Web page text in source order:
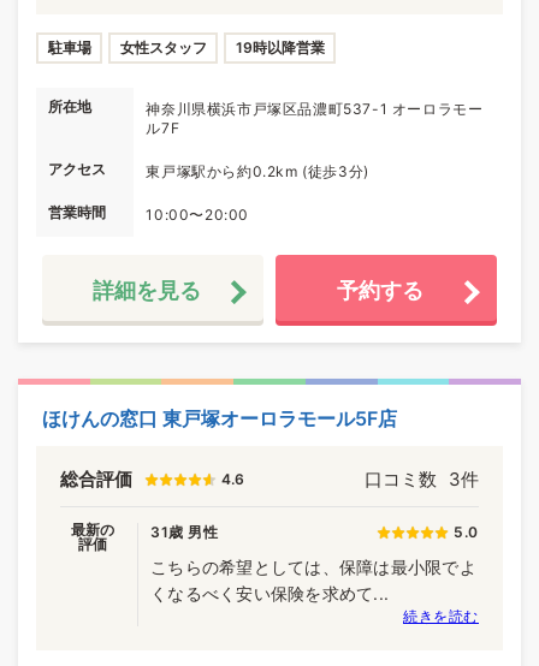
駐車場 女性スタッフ 19時以降営業
所在地
神奈川県横浜市戸塚区品濃町537-1 オーロラモー
ル7F
アクセス 東戸塚駅から約0.2km (徒歩3分)
営業時間 10:00〜20:00
詳細を見る 予約する
ほけんの窓口 東戸塚オーロラモール5F店
総合評価 4.6 口コミ数 3件
最新の
評価
31歳 男性 5.0
こちらの希望としては、保障は最小限でよ
くなるべく安い保険を求めて...
続きを読む